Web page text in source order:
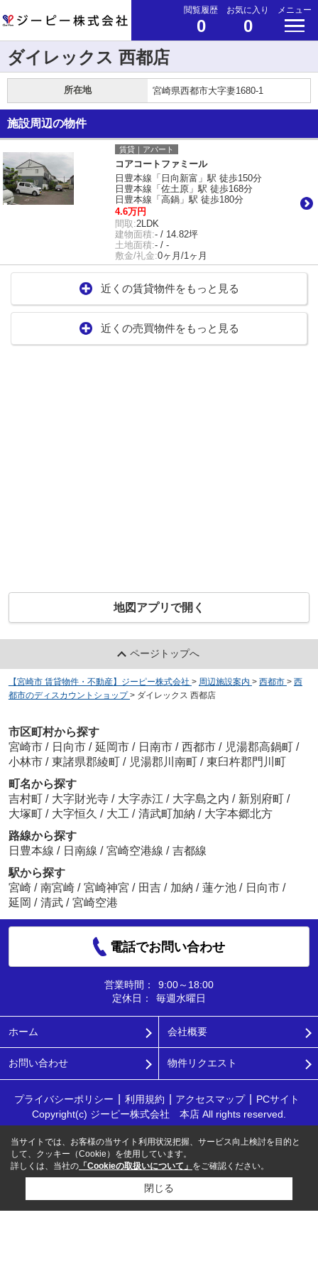
閲覧履歴
0
お気に入り
0
メニュー
ダイレックス 西都店
所在地 宮崎県西都市大字妻1680-1
施設周辺の物件
賃貸｜アパート
コアコートファミール
日豊本線「日向新富」駅 徒歩150分
日豊本線「佐土原」駅 徒歩168分
日豊本線「高鍋」駅 徒歩180分
4.6万円
間取:2LDK
建物面積:- / 14.82坪
土地面積:- / -
敷金/礼金:0ヶ月/1ヶ月
近くの賃貸物件をもっと見る
近くの売買物件をもっと見る
地図アプリで開く
ページトップへ
【宮崎市 賃貸物件・不動産】ジーピー株式会社 > 周辺施設案内 > 西都市 > 西
都市のディスカウントショップ > ダイレックス 西都店
市区町村から探す
宮崎市 / 日向市 / 延岡市 / 日南市 / 西都市 / 児湯郡高鍋町 /
小林市 / 東諸県郡綾町 / 児湯郡川南町 / 東臼杵郡門川町
町名から探す
吉村町 / 大字財光寺 / 大字赤江 / 大字島之内 / 新別府町 /
大塚町 / 大字恒久 / 大工 / 清武町加納 / 大字本郷北方
路線から探す
日豊本線 / 日南線 / 宮崎空港線 / 吉都線
駅から探す
宮崎 / 南宮崎 / 宮崎神宮 / 田吉 / 加納 / 蓮ケ池 / 日向市 /
延岡 / 清武 / 宮崎空港
電話でお問い合わせ
営業時間：
9:00～18:00
定休日：
毎週水曜日
ホーム 会社概要
お問い合わせ 物件リクエスト
プライバシーポリシー 利用規約 アクセスマップ
PCサイト
Copyright(c) ジーピー株式会社 本店 All rights reserved.
当サイトでは、お客様の当サイト利用状況把握、サービス向上検討を目的と
して、クッキー（Cookie）を使用しています。
詳しくは、当社の 「Cookieの取扱いについて」 をご確認ください。
閉じる